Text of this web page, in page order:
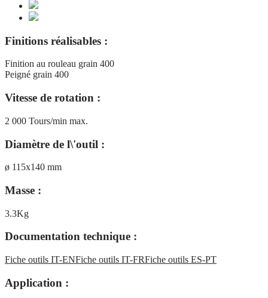
Finitions réalisables :
Finition au rouleau grain 400
Peigné grain 400
Vitesse de rotation :
2 000 Tours/min max.
Diamètre de l\'outil :
ø 115x140 mm
Masse :
3.3Kg
Documentation technique :
Fiche outils IT-ENFiche outils IT-FRFiche outils ES-PT
Application :